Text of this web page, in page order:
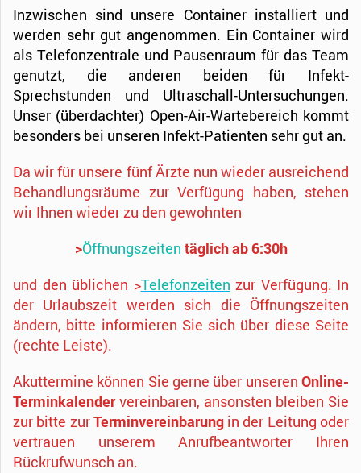
Inzwischen sind unsere Container installiert und
werden sehr gut angenommen. Ein Container wird
als Telefonzentrale und Pausenraum für das Team
genutzt, die anderen beiden für Infekt-
Sprechstunden und Ultraschall-Untersuchungen.
Unser (überdachter) Open-Air-Wartebereich kommt
besonders bei unseren Infekt-Patienten sehr gut an.
Da wir für unsere fünf Ärzte nun wieder ausreichend
Behandlungsräume zur Verfügung haben, stehen
wir Ihnen wieder zu den gewohnten
>Öffnungszeiten täglich ab 6:30h
und den üblichen >Telefonzeiten zur Verfügung. In
der Urlaubszeit werden sich die Öffnungszeiten
ändern, bitte informieren Sie sich über diese Seite
(rechte Leiste).
Akuttermine können Sie gerne über unseren Online-
Terminkalendervereinbaren, ansonsten bleiben Sie
zur bitte zurTerminvereinbarungin der Leitung oder
vertrauen unserem Anrufbeantworter Ihren
Rückrufwunsch an.